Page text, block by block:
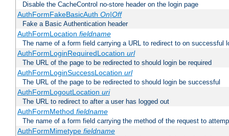
Disable the CacheControl no-store header on the login page
AuthFormFakeBasicAuth On|Off
Fake a Basic Authentication header
AuthFormLocation fieldname
The name of a form field carrying a URL to redirect to on successful
AuthFormLoginRequiredLocation url
The URL of the page to be redirected to should login be required
AuthFormLoginSuccessLocation url
The URL of the page to be redirected to should login be successful
AuthFormLogoutLocation uri
The URL to redirect to after a user has logged out
AuthFormMethod fieldname
The name of a form field carrying the method of the request to
AuthFormMimetype fieldname